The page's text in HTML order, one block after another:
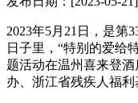
2023年5月21日，是第
日子里，“特别的爱给
题活动在温州喜来登
办、浙江省残疾人福利